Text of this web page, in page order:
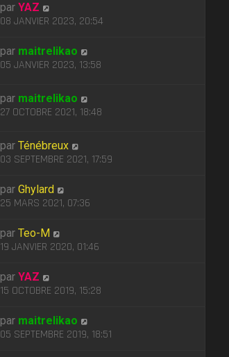
parYAZ
08 JANVIER 2023, 20:54
par maitrelikao
05 JANVIER 2023, 13:58
par maitrelikao
27 OCTOBRE 2021, 18:48
parTénébreux
03 SEPTEMBRE 2021, 17:59
parGhylard
25 MARS 2021, 07:36
parTeo-M
19 JANVIER 2020, 01:46
parYAZ
15 OCTOBRE 2019, 15:28
par maitrelikao
05 SEPTEMBRE 2019, 18:51